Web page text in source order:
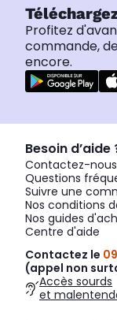
Profitez
commande,
encore.
Besoin d’aide
Contactez-nous
Questions
Suivre une
Nos conditions
Nos guides
Centre d'aide
Contactez le
(appel non
Accès sourds
et